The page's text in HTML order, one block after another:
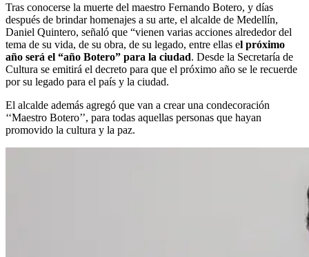
Tras conocerse la muerte del maestro Fernando Botero, y días
después de brindar homenajes a su arte, el alcalde de Medellín,
Daniel Quintero, señaló que “vienen varias acciones alrededor del
tema de su vida, de su obra, de su legado, entre ellas el próximo
año será el “año Botero” para la ciudad. Desde la Secretaría de
Cultura se emitirá el decreto para que el próximo año se le recuerde
por su legado para el país y la ciudad.
El alcalde además agregó que van a crear una condecoración
‘‘Maestro Botero’’, para todas aquellas personas que hayan
promovido la cultura y la paz.